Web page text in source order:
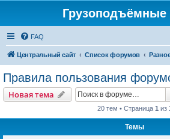
Грузоподъёмные
FAQ
Центральный сайт Список форумов Разное
Правила пользования
Новая тема
20 тем • Страница 1 из
Темы